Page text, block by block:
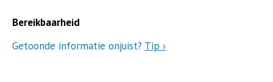
Bereikbaarheid
Getoonde informatie onjuist? Tip ›